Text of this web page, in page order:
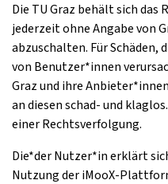
Die TU Graz behält sich
jederzeit ohne Angabe von
abzuschalten. Für Schäden,
von Benutzer*innen
Graz und ihre
an diesen schad- und
einer Rechtsverfolgung.
Die*der Nutzer*in erklärt
Nutzung der iMooX-